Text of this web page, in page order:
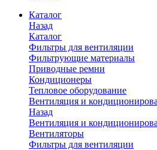
Каталог
Назад
Каталог
Фильтры для вентиляции
Фильтрующие материалы
Приводные ремни
Кондиционеры
Тепловое оборудование
Вентиляция и
Назад
Вентиляция и
Вентиляторы
Фильтры для вентиляции